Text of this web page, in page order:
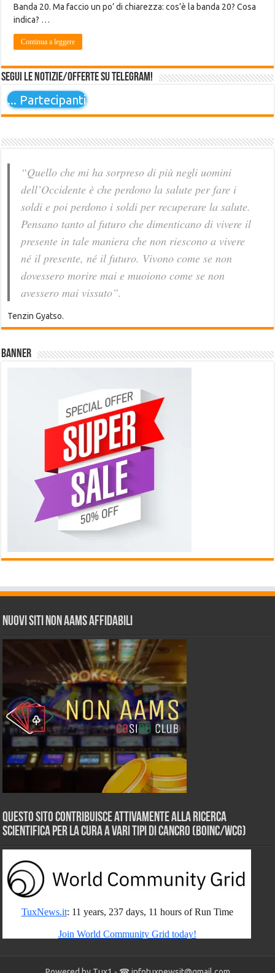
Banda 20. Ma faccio un po’ di chiarezza: cos’è la banda 20? Cosa
indica? …
Continua a leggere
Segui le notizie/offerte su Telegram!
... Partecipanti
“Quello che mi ha sorpreso di più negli uomini
dell’Occidente è che perdono la salute per fare i
soldi e poi perdono i soldi per recuperare la salute.
Pensano tanto al futuro che dimenticano di vivere il
presente in tale maniera che non riescono a vivere
né il presente, né il futuro. Vivono come se non
dovessero morire mai e muoiono come se non
avessero mai vissuto”.
Tenzin Gyatso.
Banner
Nuovi siti non AAMS affidabili
Questo sito contribuisce attivamente alla ricerca
scientifica per la cura a vari tipi di Cancro (BOINC/WCG)